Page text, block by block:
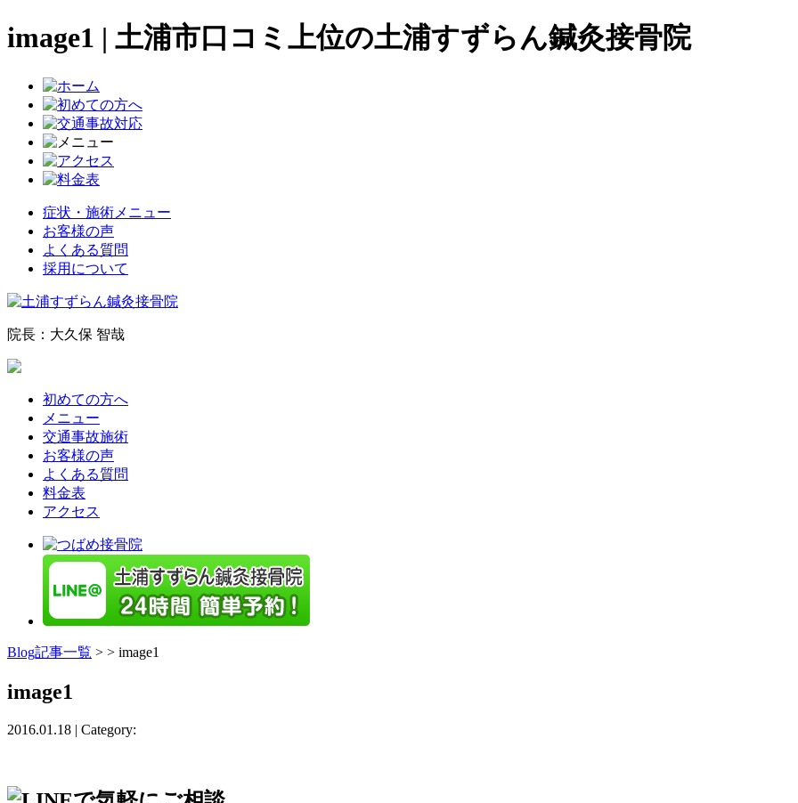
image1 | 土浦市口コミ上位の土浦すずらん鍼灸接骨院
症状・施術メニュー
お客様の声
よくある質問
採用について
院長：大久保 智哉
初めての方へ
メニュー
交通事故施術
お客様の声
よくある質問
料金表
アクセス
Blog記事一覧 > > image1
image1
2016.01.18 | Category: